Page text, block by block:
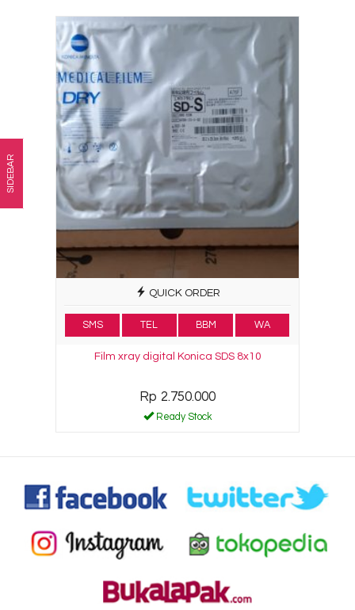
QUICK ORDER
SMS TEL BBM WA
Film xray digital Konica SDS 8x10
Rp 2.750.000
Ready Stock
SIDEBAR